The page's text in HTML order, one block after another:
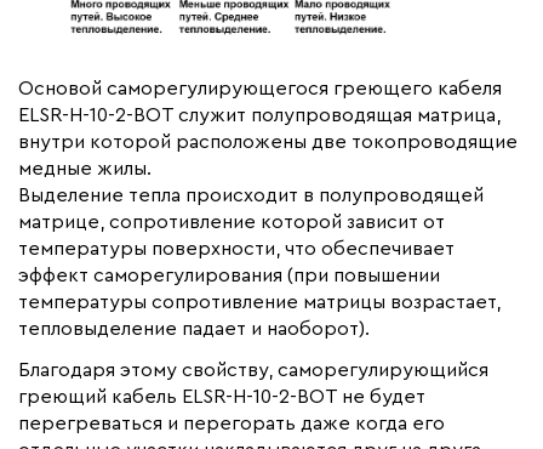
Основой саморегулирующегося греющего кабеля
ELSR-H-10-2-BOT служит полупроводящая матрица,
внутри которой расположены две токопроводящие
медные жилы.
Выделение тепла происходит в полупроводящей
матрице, сопротивление которой зависит от
температуры поверхности, что обеспечивает
эффект саморегулирования (при повышении
температуры сопротивление матрицы возрастает,
тепловыделение падает и наоборот).
Благодаря этому свойству, саморегулирующийся
греющий кабель ELSR-H-10-2-BOT не будет
перегреваться и перегорать даже когда его